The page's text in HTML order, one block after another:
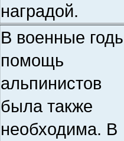
наградой.
В военные
помощь
альпинистов
была также
необходима. В